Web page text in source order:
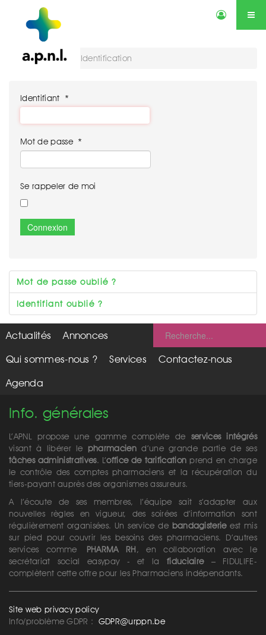
Actualités Annonces Qui sommes-nous ?
Vous êtes ici : Identification
Identifiant *
Mot de passe*
Se rappeler de moi
Connexion
Mot de passe oublié ?
Identifiant oublié ?
Actualités
Annonces
Qui sommes-nous ?
Services
Contactez-nous
Agenda
Info. générales
L’APNL propose une gamme complète de services intégrés
visant à libérer le pharmacien d’une grande partie de ses
tâches administratives. L’office de tarification prend en charge
le contrôle des comptes pharmaciens et la récupération du
tiers-payant auprès des organismes assureurs.
A l’écoute de ses membres, l’équipe sait s’adapter aux
nouvelles règles en vigueur, des soirées d’information sont
régulièrement organisées. Un service de bandagisterieest mis
sur pied pour couvrir les besoins des pharmaciens. D’autres
services comme PHARMA RH, en collaboration avec le
secrétariat social easypay - et lafiduciaire– FIDULIFE-
complètent cette offre pour les Pharmaciens indépendants.
Site web privacy policy
Info/problème GDPR : GDPR@urppn.be